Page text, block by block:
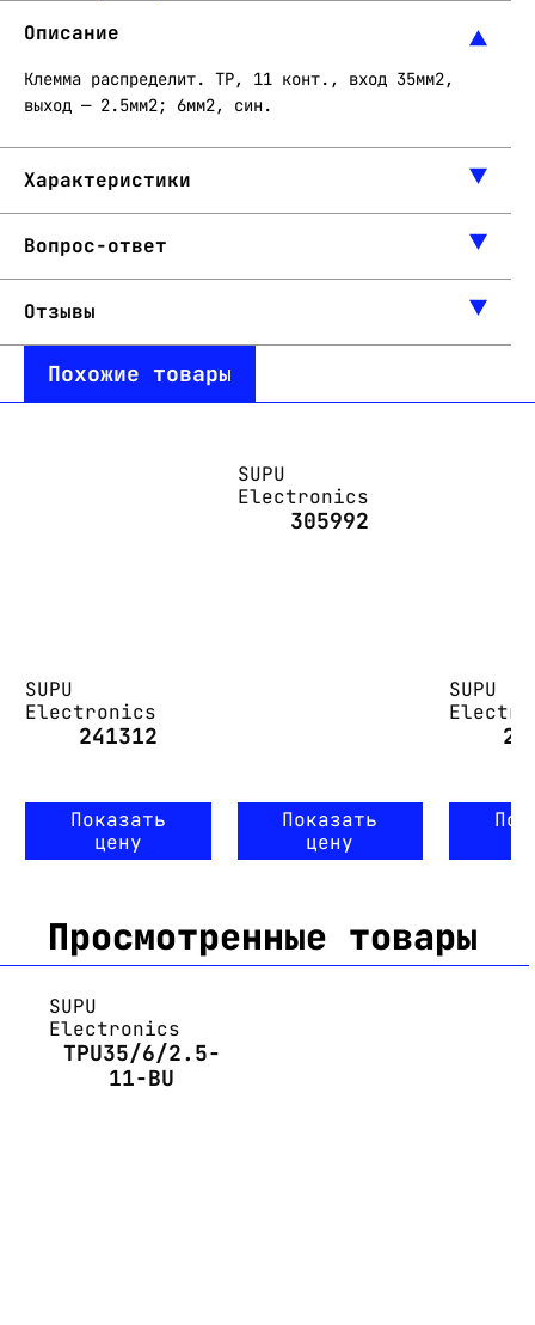
Описание
Клемма распределит. TP, 11 конт., вход 35мм2,
выход — 2.5мм2; 6мм2, син.
Характеристики
Вопрос-ответ
Отзывы
Похожие товары
SUPU
Electronics
241312
Показать
цену
SUPU
Electronics
305992
Показать
цену
SUPU
Просмотренные товары
SUPU
Electronics
TPU35/6/2.5-
11-BU